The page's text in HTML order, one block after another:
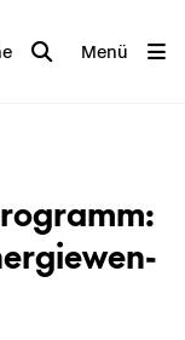
Menü